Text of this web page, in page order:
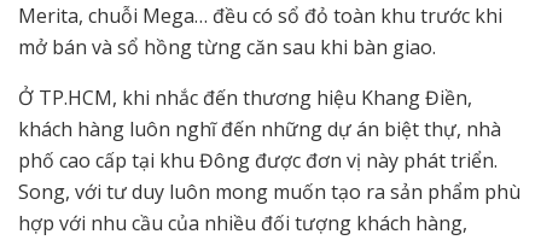
Merita, chuỗi Mega… đều có sổ đỏ toàn khu trước khi
mở bán và sổ hồng từng căn sau khi bàn giao.
Ở TP.HCM, khi nhắc đến thương hiệu Khang Điền,
khách hàng luôn nghĩ đến những dự án biệt thự, nhà
phố cao cấp tại khu Đông được đơn vị này phát triển.
Song, với tư duy luôn mong muốn tạo ra sản phẩm phù
hợp với nhu cầu của nhiều đối tượng khách hàng,